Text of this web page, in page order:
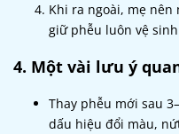
Khi ra ngoài, mẹ
giữ phễu luôn vệ
4. Một vài lưu ý
Thay phễu mới sau
dấu hiệu đổi màu,